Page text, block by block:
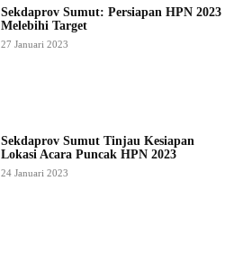
Sekdaprov Sumut: Persiapan HPN 2023
Melebihi Target
27 Januari 2023
Sekdaprov Sumut Tinjau Kesiapan
Lokasi Acara Puncak HPN 2023
24 Januari 2023